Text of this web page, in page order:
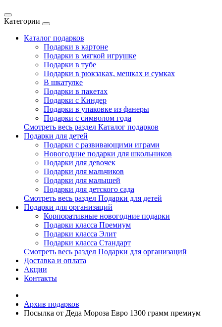
Категории
Каталог подарков
Подарки в картоне
Подарки в мягкой игрушке
Подарки в тубе
Подарки в рюкзаках, мешках и сумках
В шкатулке
Подарки в пакетах
Подарки с Киндер
Подарки в упаковке из фанеры
Подарки с символом года
Смотреть весь раздел Каталог подарков
Подарки для детей
Подарки с развивающими играми
Новогодние подарки для школьников
Подарки для девочек
Подарки для мальчиков
Подарки для малышей
Подарки для детского сада
Смотреть весь раздел Подарки для детей
Подарки для организаций
Корпоративные новогодние подарки
Подарки класса Премиум
Подарки класса Элит
Подарки класса Стандарт
Смотреть весь раздел Подарки для организаций
Доставка и оплата
Акции
Контакты
Архив подарков
Посылка от Деда Мороза Евро 1300 грамм премиум